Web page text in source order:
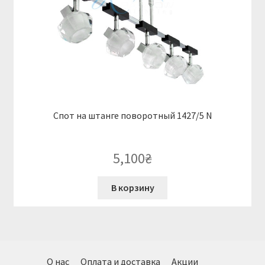
Спот на штанге поворотный 1427/5 N
5,100₴
В корзину
О нас Оплата и доставка Акции